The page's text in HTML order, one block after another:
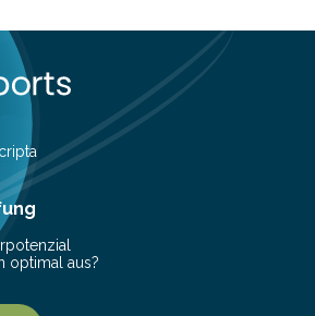
1. Multibanking-Tools: Alle
Viele Banken bieten bereits in
eine Multibanking-Funktion an,
anderen Banken…
optimal aus?